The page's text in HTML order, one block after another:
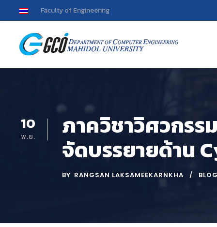
Faculty of Engineering
10
พ.ย. ภาควิชาวิศวกรร
จัดบรรยายด้าน
BY RANGSAN LAKSAMEEKARNKHA